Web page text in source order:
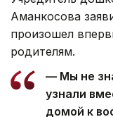
Аманкосова
произошел
родителям.
— Мы не
узнали
домой к